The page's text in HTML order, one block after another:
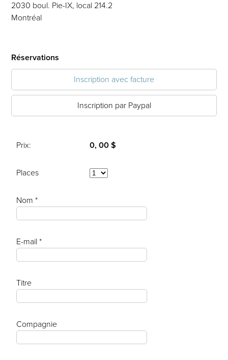
2030 boul. Pie-IX, local 214.2
Montréal
Réservations
Inscription avec facture
Inscription par Paypal
Prix: 0, 00 $
Places
Nom *
E-mail *
Titre
Compagnie